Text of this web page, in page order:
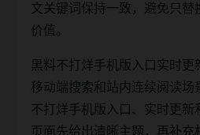
文关键词保持一致，避免只替
价值。
黑料不打烊手机版入口实时更
移动端搜索和站内连续阅读场
不打烊手机版入口、实时更新
页面先给出清晰主题，再补充